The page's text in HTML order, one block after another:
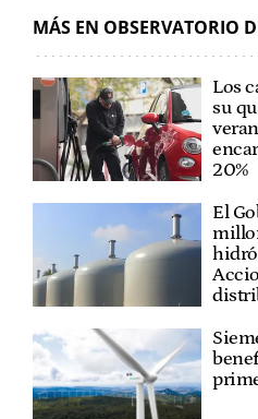
MÁS EN OBSERVATORIO
Los
su
20%
El